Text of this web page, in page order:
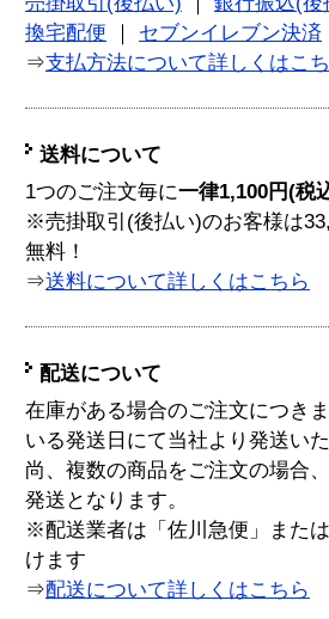
換宅配便
セブンイレブン決済
⇒支払方法について詳しくはこ
送料について
1つのご注文毎に一律1,100円(税
※売掛取引(後払い)のお客様は
無料！
⇒送料について詳しくはこちら
配送について
在庫がある場合のご注文につき
いる発送日にて当社より発送い
尚、複数の商品をご注文の場合
発送となります。
※配送業者は「佐川急便」また
けます
⇒配送について詳しくはこちら